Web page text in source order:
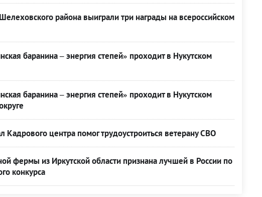
района выиграли три награды на всероссийском
баранина – энергия степей» проходит в Нукутском
баранина – энергия степей» проходит в Нукутском
Кадрового центра помог трудоустроиться ветерану СВО
фермы из Иркутской области признана лучшей в России по
конкурса